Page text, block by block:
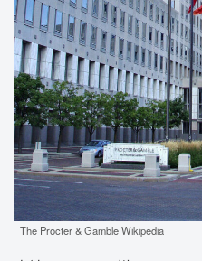
The Procter & Gamble Wikipedia